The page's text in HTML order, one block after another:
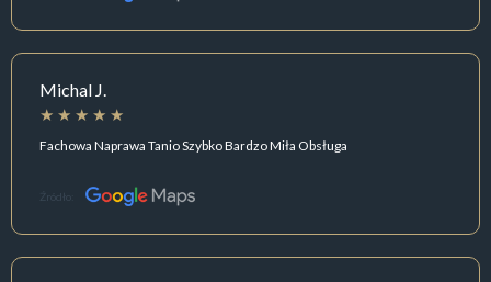
Michal J.
Fachowa Naprawa Tanio Szybko Bardzo Miła Obsługa
Źródło: